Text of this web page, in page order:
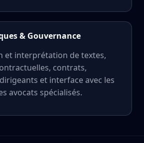
& Gouvernance
et interprétation de textes,
contrats,
et interface avec les
avocats spécialisés.